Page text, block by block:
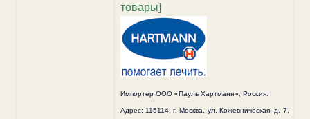
товары]
Импортер ООО «Пауль Хартманн», Россия.
Адрес: 115114, г. Москва, ул. Кожевническая, д. 7,